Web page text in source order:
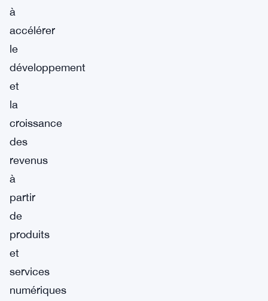
à
accélérer
le
développement
et
la
croissance
des
revenus
à
partir
de
produits
et
services
numériques